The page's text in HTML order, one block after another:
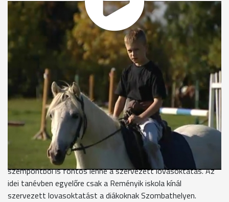
Több mint 30 szombathelyi kisdiák járt néhány évvel ezelőtt
Vépre, iskolai keretek között lovasoktatásra. A gyerekekért
busz jött az iskolához, a foglalkozások végén pedig
visszaszállította őket. A lovagoltatásra ma már nincs pénz. A
Nemzeti Lovas Program egyik fő célja, hogy az ilyen
lovasoktatás minél több helyen megvalósulhasson.
A szombathelyi lovasiskola az elmúlt években több általános
iskolával állt kapcsolatban. A szakemberek azt mondják,
mindenképpen meg kell teremteni a tantervi szintű
lovasoktatás lehetőségeit, hiszen a gyerekek szívesen jönnek
lovagolni.
A lovasiskola vezetője azt mondja, hagyományőrző és sport
szempontból is fontos lenne a szervezett lovasoktatás. Az
idei tanévben egyelőre csak a Reményik iskola kínál
szervezett lovasoktatást a diákoknak Szombathelyen.